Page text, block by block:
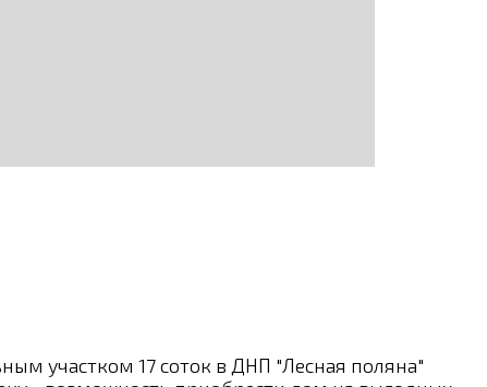
участком 17 соток в ДНП "Лесная поляна"